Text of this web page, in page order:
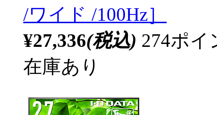
/ワイド /100Hz］
¥27,336(税込) 274ポ
在庫あり